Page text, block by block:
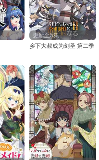
更新至5集
乡下大叔成为剑圣 第二季